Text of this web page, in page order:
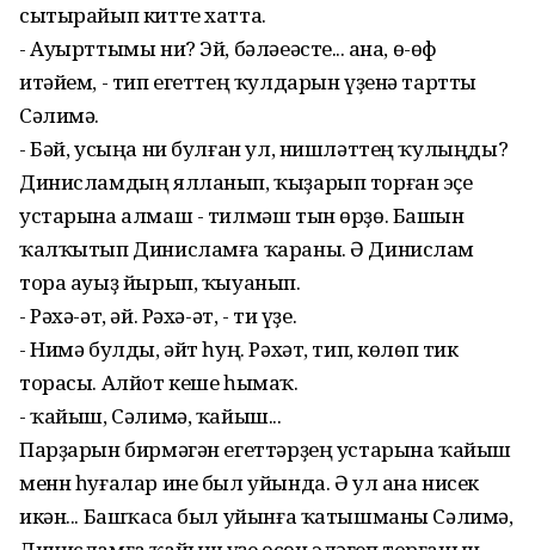
сытырайып китте хатта.
- Ауырттымы ни? Эй, бәләеәсте... Ҡана, ө-өф
итәйем, - тип егеттең ҡулдарын үҙенә тартты
Сәлимә.
- Бәй, усыңа ни булған ул, нишләттең ҡулыңды?
Динисламдың ялланып, ҡыҙарып торған эҫе
устарына алмаш - тилмәш тын өрҙө. Башын
ҡалҡытып Динисламға ҡараны. Ә Динислам
тора ауыҙ йырып, ҡыуанып.
- Рәхә-әт, әй. Рәхә-әт, - ти үҙе.
- Нимә булды, әйт һуң. Рәхәт, тип, көлөп тик
торасы. Алйот кеше һымаҡ.
- ҡайыш, Сәлимә, ҡайыш...
Парҙарын бирмәгән егеттәрҙең устарына ҡайыш
менн һуғалар ине был уйында. Ә ул ана нисек
икән... Башҡаса был уйынға ҡатышманы Сәлимә,